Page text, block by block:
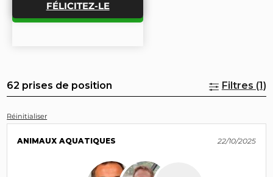
FÉLICITEZ-LE
62 prises de position
Réinitialiser
Filtres (1)
ANIMAUX AQUATIQUES 22/10/2025